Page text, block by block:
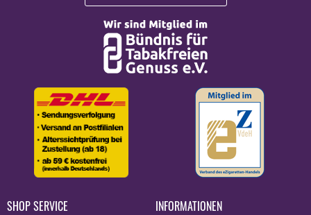
SHOP SERVICE
INFORMATIONEN